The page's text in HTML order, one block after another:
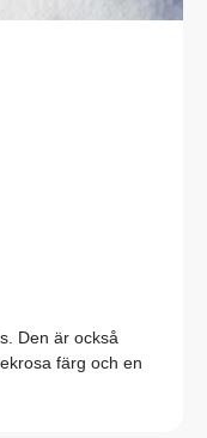
Den är också
färg och en